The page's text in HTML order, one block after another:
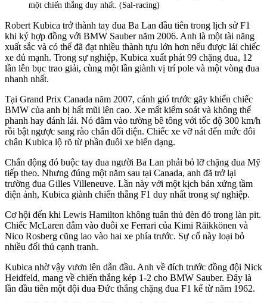
một chiến thắng duy nhất. (Sal-racing)
Robert Kubica trở thành tay đua Ba Lan đầu tiên trong lịch sử F1
khi ký hợp đồng với BMW Sauber năm 2006. Anh là một tài năng
xuất sắc và có thể đã đạt nhiều thành tựu lớn hơn nếu được lái chiếc
xe đủ mạnh. Trong sự nghiệp, Kubica xuất phát 99 chặng đua, 12
lần lên bục trao giải, cùng một lần giành vị trí pole và một vòng đua
nhanh nhất.
Tại Grand Prix Canada năm 2007, cánh gió trước gãy khiến chiếc
BMW của anh bị hất mũi lên cao. Xe mất kiểm soát và không thể
phanh hay đánh lái. Nó đâm vào tường bê tông với tốc độ 300 km/h
rồi bật ngược sang rào chắn đối diện. Chiếc xe vỡ nát đến mức đôi
chân Kubica lộ rõ từ phần đuôi xe biến dạng.
Chấn động đó buộc tay đua người Ba Lan phải bỏ lỡ chặng đua Mỹ
tiếp theo. Nhưng đúng một năm sau tại Canada, anh đã trở lại
trường đua Gilles Villeneuve. Lần này với một kịch bản xứng tầm
điện ảnh, Kubica giành chiến thắng F1 duy nhất trong sự nghiệp.
Cơ hội đến khi Lewis Hamilton không tuân thủ đèn đỏ trong làn pit.
Chiếc McLaren đâm vào đuôi xe Ferrari của Kimi Räikkönen và
Nico Rosberg cũng lao vào hai xe phía trước. Sự cố này loại bỏ
nhiều đối thủ cạnh tranh.
Kubica nhờ vậy vươn lên dẫn đầu. Anh về đích trước đồng đội Nick
Heidfeld, mang về chiến thắng kép 1-2 cho BMW Sauber. Đây là
lần đầu tiên một đội đua Đức thắng chặng đua F1 kể từ năm 1962.